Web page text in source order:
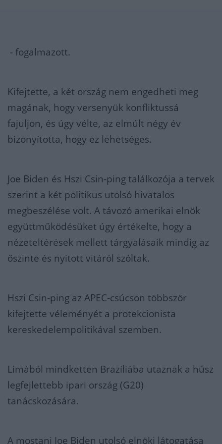
- fogalmazott.
Kifejtette, a két ország nem engedheti meg
magának, hogy versenyük konfliktussá
fajuljon, és úgy vélte, az elmúlt négy év
bizonyította, hogy ez lehetséges.
Joe Biden és Hszi Csin-ping találkozója a tervek
szerint a két politikus utolsó hivatalos
megbeszélése volt. A távozó amerikai elnök
együttműködésüket úgy értékelte, hogy a
nézeteltérések mellett tárgyalásaik mindig az
őszinte és nyitott vitáról szóltak.
Hszi Csin-ping az APEC-csúcson többször
kifejtette véleményét a protekcionista
kereskedelempolitikával szemben.
Limából mindketten Brazíliába utaznak a húsz
legfejlettebb ipari ország (G20)
tanácskozására.
A mostani Joe Biden utolsó elnöki látogatása